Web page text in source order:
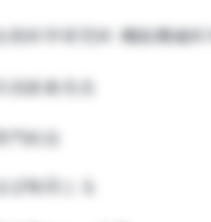
自然科学研究科 機能機械科
兵頭政春先生
ほぼ毎回とる